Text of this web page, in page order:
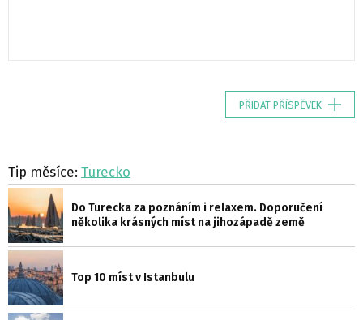
PŘIDAT PŘÍSPĚVEK
Tip měsíce: Turecko
Do Turecka za poznáním i relaxem. Doporučení
několika krásných míst na jihozápadě země
Top 10 míst v Istanbulu